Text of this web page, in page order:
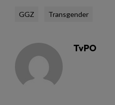
GGZ Transgender
TvPO